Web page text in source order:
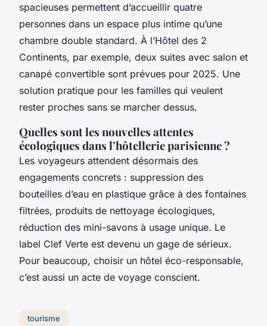
spacieuses permettent d’accueillir quatre
personnes dans un espace plus intime qu’une
chambre double standard. À l’Hôtel des 2
Continents, par exemple, deux suites avec salon et
canapé convertible sont prévues pour 2025. Une
solution pratique pour les familles qui veulent
rester proches sans se marcher dessus.
Quelles sont les nouvelles attentes
écologiques dans l’hôtellerie parisienne ?
Les voyageurs attendent désormais des
engagements concrets : suppression des
bouteilles d’eau en plastique grâce à des fontaines
filtrées, produits de nettoyage écologiques,
réduction des mini-savons à usage unique. Le
label Clef Verte est devenu un gage de sérieux.
Pour beaucoup, choisir un hôtel éco-responsable,
c’est aussi un acte de voyage conscient.
tourisme